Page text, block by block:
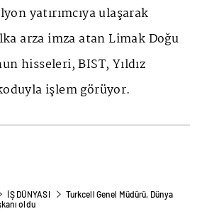
yatırımcıya ulaşarak
arza imza atan Limak Doğu
hisseleri, BIST, Yıldız
işlem görüyor.
İŞ DÜNYASI
Turkcell Genel Müdürü, Dünya
oldu